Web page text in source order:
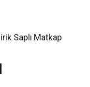
Saplı Matkap